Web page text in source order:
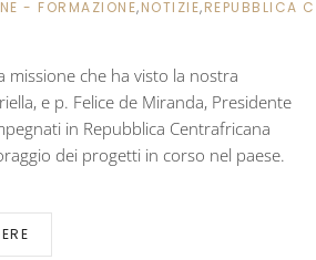
- FORMAZIONE,NOTIZIE,REPUBBLICA
missione che ha visto la nostra
e p. Felice de Miranda, Presidente
in Repubblica Centrafricana
dei progetti in corso nel paese.